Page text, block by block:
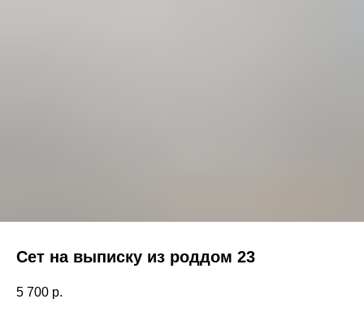
Сет на выписку из роддом 23
5 700 р.